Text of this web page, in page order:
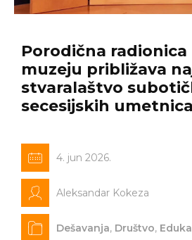
Porodična radionica
muzeju približava
stvaralaštvo
secesijskih umetnica
4. jun 2026.
Aleksandar Kokeza
Dešavanja, Društvo,